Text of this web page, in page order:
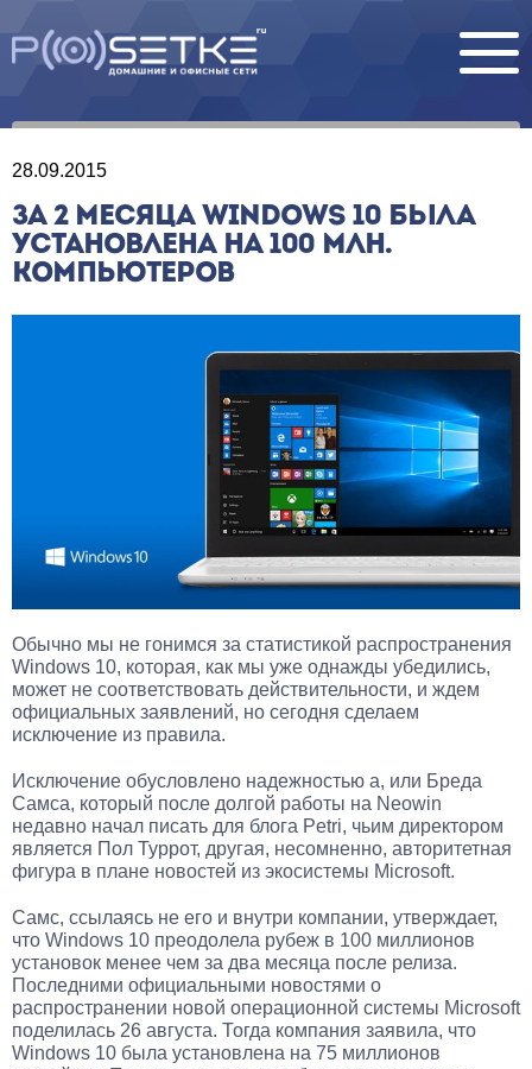
28.09.2015
ЗА 2 МЕСЯЦА WINDOWS 10 БЫЛА
УСТАНОВЛЕНА НА 100 МЛН.
КОМПЬЮТЕРОВ
Обычно мы не гонимся за статистикой распространения
Windows 10, которая, как мы уже однажды убедились,
может не соответствовать действительности, и ждем
официальных заявлений, но сегодня сделаем
исключение из правила.
Исключение обусловлено надежностью а, или Бреда
Самса, который после долгой работы на Neowin
недавно начал писать для блога Petri, чьим директором
является Пол Туррот, другая, несомненно, авторитетная
фигура в плане новостей из экосистемы Microsoft.
Самс, ссылаясь не его и внутри компании, утверждает,
что Windows 10 преодолела рубеж в 100 миллионов
установок менее чем за два месяца после релиза.
Последними официальными новостями о
распространении новой операционной системы Microsoft
поделилась 26 августа. Тогда компания заявила, что
Windows 10 была установлена на 75 миллионов